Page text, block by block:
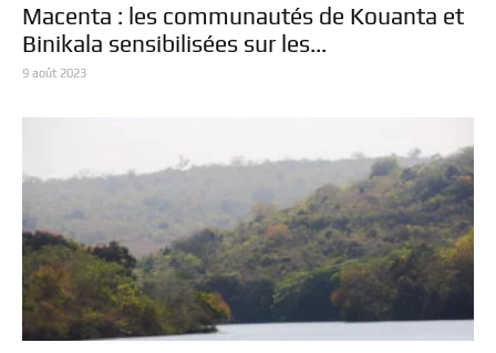
Macenta : les communautés de Kouanta et
Binikala sensibilisées sur les...
9 août 2023